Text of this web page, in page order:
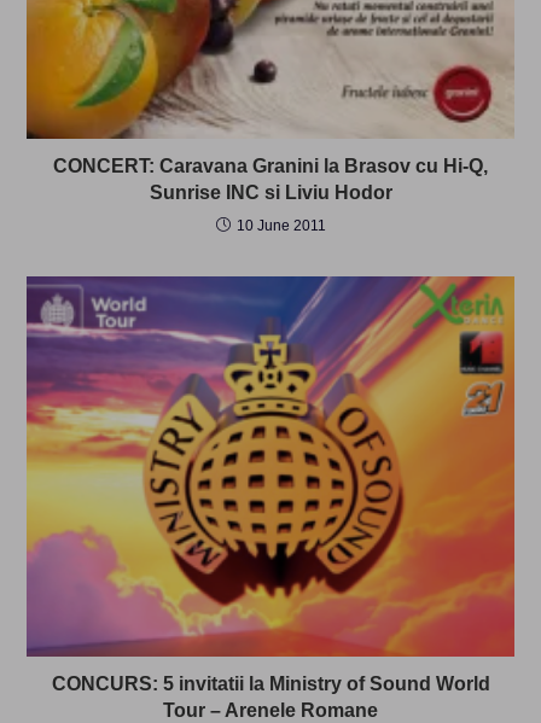
CONCERT: Caravana Granini la Brasov cu Hi-Q,
Sunrise INC si Liviu Hodor
10 June 2011
CONCURS: 5 invitatii la Ministry of Sound World
Tour – Arenele Romane